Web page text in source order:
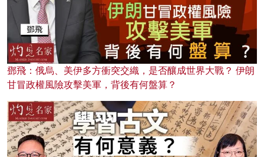
鄧飛：俄烏、美伊多方衝突交織，是否釀成世界大戰？ 伊朗
甘冒政權風險攻擊美軍，背後有何盤算？